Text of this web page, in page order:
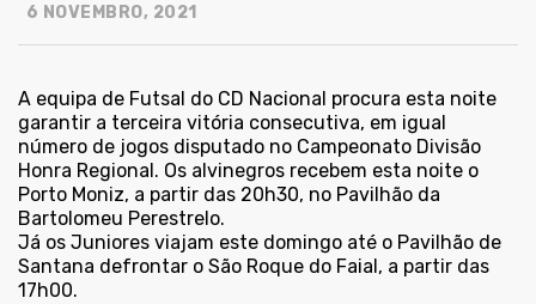
6 NOVEMBRO, 2021
A equipa de Futsal do CD Nacional procura esta noite
garantir a terceira vitória consecutiva, em igual
número de jogos disputado no Campeonato Divisão
Honra Regional. Os alvinegros recebem esta noite o
Porto Moniz, a partir das 20h30, no Pavilhão da
Bartolomeu Perestrelo.
Já os Juniores viajam este domingo até o Pavilhão de
Santana defrontar o São Roque do Faial, a partir das
17h00.